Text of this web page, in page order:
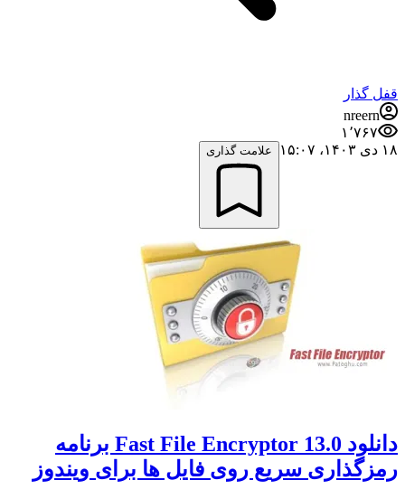
قفل گذار
nreern
۱٬۷۶۷
۱۸ دی ۱۴۰۳،‏ ۱۵:۰۷
علامت گذاری
دانلود Fast File Encryptor 13.0 برنامه
رمزگذاری سریع روی فایل ها برای ویندوز